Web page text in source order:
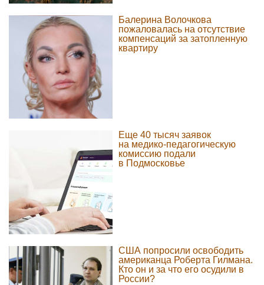
Балерина Волочкова
пожаловалась на отсутствие
компенсаций за затопленную
квартиру
Еще 40 тысяч заявок
на медико-педагогическую
комиссию подали
в Подмосковье
США попросили освободить
американца Роберта Гилмана.
Кто он и за что его осудили в
России?